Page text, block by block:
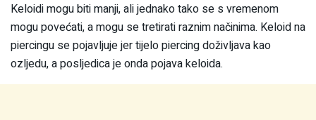
Keloidi mogu biti manji, ali jednako tako se s vremenom
mogu povećati, a mogu se tretirati raznim načinima. Keloid na
piercingu se pojavljuje jer tijelo piercing doživljava kao
ozljedu, a posljedica je onda pojava keloida.